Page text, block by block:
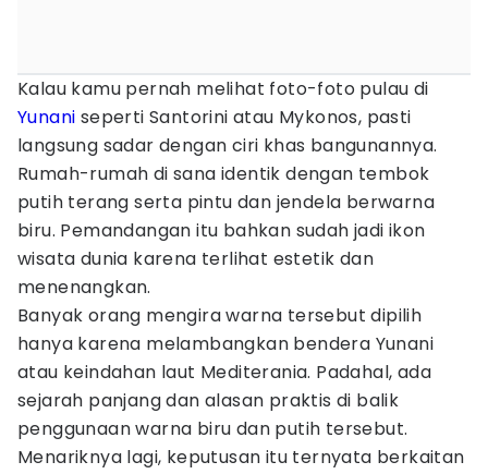
Kalau kamu pernah melihat foto-foto pulau di
Yunani seperti Santorini atau Mykonos, pasti
langsung sadar dengan ciri khas bangunannya.
Rumah-rumah di sana identik dengan tembok
putih terang serta pintu dan jendela berwarna
biru. Pemandangan itu bahkan sudah jadi ikon
wisata dunia karena terlihat estetik dan
menenangkan.
Banyak orang mengira warna tersebut dipilih
hanya karena melambangkan bendera Yunani
atau keindahan laut Mediterania. Padahal, ada
sejarah panjang dan alasan praktis di balik
penggunaan warna biru dan putih tersebut.
Menariknya lagi, keputusan itu ternyata berkaitan